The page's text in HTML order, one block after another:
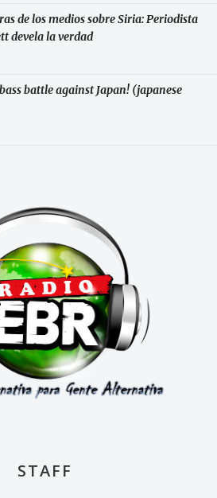
de los medios sobre Siria: Periodista
devela la verdad
battle against Japan! (japanese
STAFF